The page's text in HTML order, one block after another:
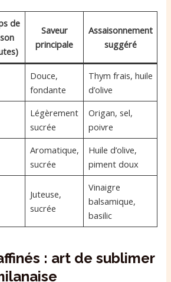
de
Saveur
principale
Assaisonnement
suggéré
Douce,
fondante
Thym frais, huile
d’olive
Légèrement
sucrée
Origan, sel,
poivre
Aromatique,
sucrée
Huile d’olive,
piment doux
Juteuse,
sucrée
Vinaigre
balsamique,
basilic
: art de sublimer